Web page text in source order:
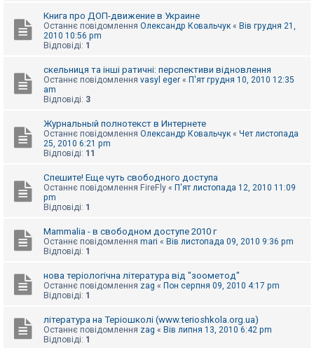
Книга про ДОП-движение в Украине
Останнє повідомлення Олександр Ковальчук « Вів грудня 21,
2010 10:56 pm
Відповіді: 1
скельниця та інші ратичні: перспективи відновлення
Останнє повідомлення vasyl eger « П'ят грудня 10, 2010 12:35
am
Відповіді: 3
Журнальный полнотекст в Интернете
Останнє повідомлення Олександр Ковальчук « Чет листопада
25, 2010 6:21 pm
Відповіді: 11
Спешите! Еще чуть свободного доступа
Останнє повідомлення FireFly « П'ят листопада 12, 2010 11:09
pm
Відповіді: 1
Mammalia - в свободном доступе 2010 г
Останнє повідомлення mari « Вів листопада 09, 2010 9:36 pm
Відповіді: 1
нова теріологічна література від "зоометод"
Останнє повідомлення zag « Пон серпня 09, 2010 4:17 pm
Відповіді: 1
література на Теріошколі (www.terioshkola.org.ua)
Останнє повідомлення zag « Вів липня 13, 2010 6:42 pm
Відповіді: 1